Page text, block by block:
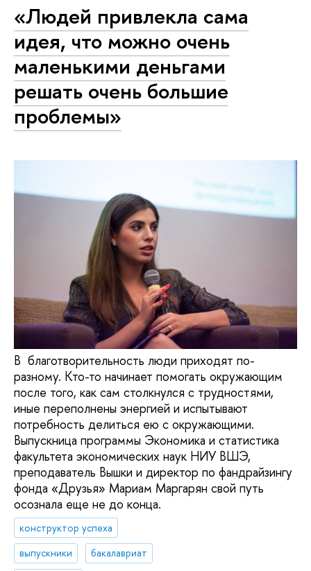
«Людей привлекла сама
идея, что можно очень
маленькими деньгами
решать очень большие
проблемы»
В благотворительность люди приходят по-
разному. Кто-то начинает помогать окружающим
после того, как сам столкнулся с трудностями,
иные переполнены энергией и испытывают
потребность делиться ею с окружающими.
Выпускница программы Экономика и статистика
факультета экономических наук НИУ ВШЭ,
преподаватель Вышки и директор по фандрайзингу
фонда «Друзья» Мариам Маргарян свой путь
осознала еще не до конца.
конструктор успеха
выпускники
бакалавриат